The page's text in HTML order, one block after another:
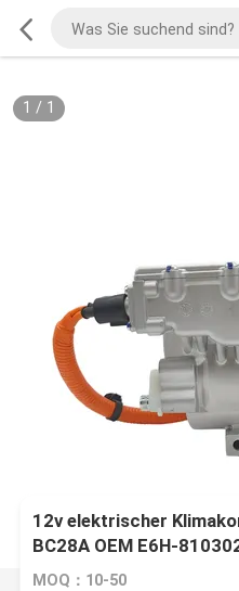
1 / 1
12v elektrischer
BC28A OEM E6H-
MOQ：10-50